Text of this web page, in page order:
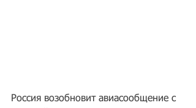
Россия возобновит авиасообщение с